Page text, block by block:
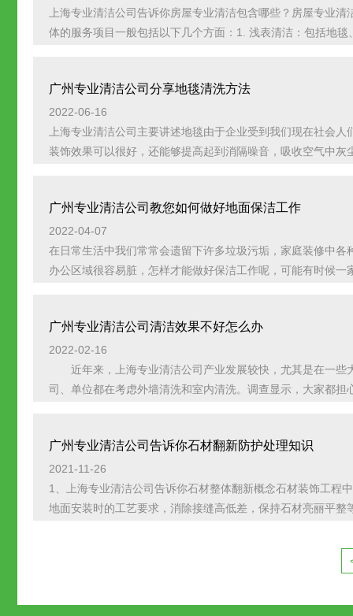
上海专业清洁公司告诉你房屋专业清洁包含哪些？房屋专业
体的服务项目一般包括以下几个方面：1. 浅表清洁：包括地毯
广州专业清洁公司分享地毯清洗方法
2022-06-16
上海专业清洁公司主要讲述地毯由于企业受到我们现在社会
装饰效果可以很好，还能够提高起到消隔噪音，吸收空气中灰
广州专业清洁公司教您如何做好地面保洁工作
2022-04-07
在日常生活中我们常常会遗留下许多垃圾污垢，家庭装修中
办公区域很容易脏，怎样才能做好保洁工作呢，可能有时候一
广州专业清洁公司清洁效果不好怎么办
2022-02-16
近年来，上海专业清洁公司产业发展较快，尤其是在一些
司、单位都在考虑外墙清洗和室内清洗。调查显示，大家都担
广州专业清洁公司告诉你石材翻新防护处理知识
2021-11-26
1、上海专业清洁公司告诉你石材整体翻新概念石材装饰工程
地面安装时的工艺要求，消除接缝高低差，保持石材亮丽平整